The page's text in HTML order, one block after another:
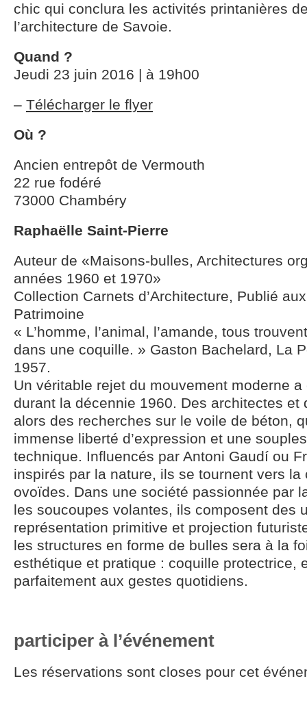
chic qui conclura les activités printanières
l’architecture de Savoie.
Quand ?
Jeudi 23 juin 2016 | à 19h00
– Télécharger le flyer
Où ?
Ancien entrepôt de Vermouth
22 rue fodéré
73000 Chambéry
Raphaëlle Saint-Pierre
Auteur de «Maisons-bulles, Architectures
années 1960 et 1970»
Collection Carnets d’Architecture, Publié
Patrimoine
« L’homme, l’animal, l’amande, tous
dans une coquille. » Gaston Bachelard, La
1957.
Un véritable rejet du mouvement moderne
durant la décennie 1960. Des architectes et
alors des recherches sur le voile de béton,
immense liberté d’expression et une
technique. Influencés par Antoni Gaudí ou
inspirés par la nature, ils se tournent vers
ovoïdes. Dans une société passionnée par
les soucoupes volantes, ils composent des
représentation primitive et projection
les structures en forme de bulles sera à la
esthétique et pratique : coquille protectrice,
parfaitement aux gestes quotidiens.
participer à l’événement
Les réservations sont closes pour cet